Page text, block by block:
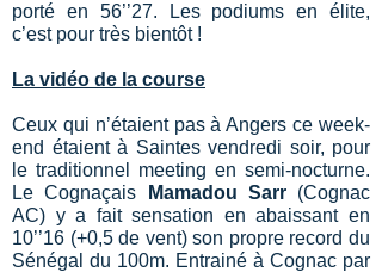
porté en 56’’27. Les podiums en élite,
c’est pour très bientôt !
La vidéo de la course
Ceux qui n’étaient pas à Angers ce week-
end étaient à Saintes vendredi soir, pour
le traditionnel meeting en semi-nocturne.
Le Cognaçais Mamadou Sarr(Cognac
AC) y a fait sensation en abaissant en
10’’16 (+0,5 de vent) son propre record du
Sénégal du 100m. Entrainé à Cognac par